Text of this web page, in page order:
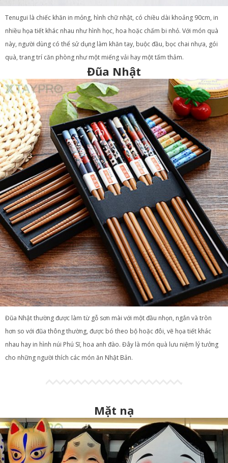
Tenugui là chiếc khăn in mỏng, hình chữ nhật, có chiều dài khoảng 90cm, in
nhiều họa tiết khác nhau như hình học, hoa hoặc chấm bi nhỏ. Với món quà
này, người dùng có thể sử dụng làm khăn tay, buộc đầu, bọc chai nhựa, gói
quà, trang trí căn phòng như một miếng vải hay một tấm thảm.
Đũa Nhật
Đũa Nhật thường được làm từ gỗ sơn mài với một đầu nhọn, ngắn và tròn
hơn so với đũa thông thường, được bó theo bộ hoặc đôi, vẽ họa tiết khác
nhau hay in hình núi Phú Sĩ, hoa anh đào. Đây là món quà lưu niệm lý tưởng
cho những người thích các món ăn Nhật Bản.
Mặt nạ